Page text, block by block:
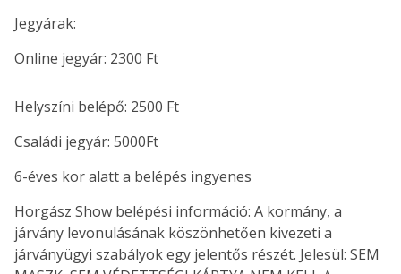
Jegyárak:
Online jegyár: 2300 Ft
Helyszíni belépő: 2500 Ft
Családi jegyár: 5000Ft
6-éves kor alatt a belépés ingyenes
Horgász Show belépési információ: A kormány, a
járvány levonulásának köszönhetően kivezeti a
járványügyi szabályok egy jelentős részét. Jelesül: SEM